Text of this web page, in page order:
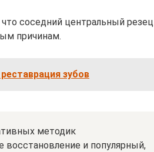
соседний центральный резец
причинам.
зубов
методик
восстановление и популярный,